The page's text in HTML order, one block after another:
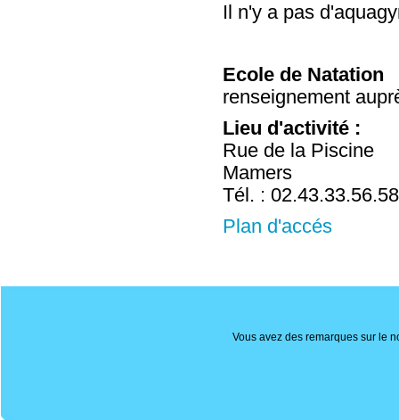
Il n'y a pas
Ecole de Natation
renseignement
Lieu d'activité :
Rue de la Piscine
Mamers
Tél. : 02.43.33.56.58
Plan d'accés
Vous avez des remarques sur le